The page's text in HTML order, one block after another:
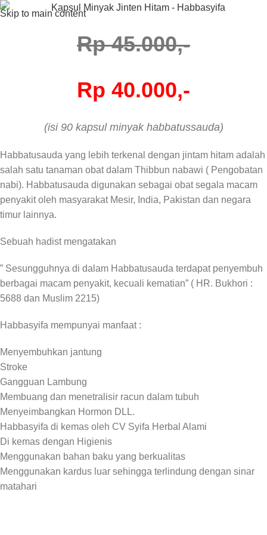
Skip to main content
Rp 45.000,-
Rp 40.000,-
(isi 90 kapsul minyak habbatussauda)
Habbatusauda yang lebih terkenal dengan jintam hitam adalah
salah satu tanaman obat dalam Thibbun nabawi ( Pengobatan
nabi). Habbatusauda digunakan sebagai obat segala macam
penyakit oleh masyarakat Mesir, India, Pakistan dan negara
timur lainnya.
Sebuah hadist mengatakan
” Sesungguhnya di dalam Habbatusauda terdapat penyembuh
berbagai macam penyakit, kecuali kematian” ( HR. Bukhori :
5688 dan Muslim 2215)
Habbasyifa mempunyai manfaat :
Menyembuhkan jantung
Stroke
Gangguan Lambung
Membuang dan menetralisir racun dalam tubuh
Menyeimbangkan Hormon DLL.
Habbasyifa di kemas oleh CV Syifa Herbal Alami
Di kemas dengan Higienis
Menggunakan bahan baku yang berkualitas
Menggunakan kardus luar sehingga terlindung dengan sinar
matahari